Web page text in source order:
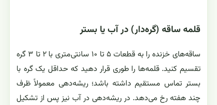
قلمه ساقه (گره‌دار) در آب یا بستر
ساقه‌های خزنده را به قطعات ۵ تا ۱۰ سانتی‌متری با ۲ تا ۳ گره
تقسیم کنید. قلمه‌ها را طوری قرار دهید که حداقل یک گره با
بستر تماس مستقیم داشته باشد؛ ریشه‌دهی معمولاً ظرف
چند هفته رخ می‌دهد. در ریشه‌دهی در آب نیز پس از تشکیل